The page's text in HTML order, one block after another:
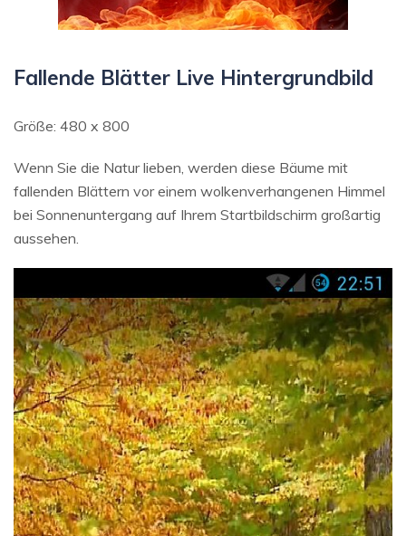
Fallende Blätter Live Hintergrundbild
Größe: 480 x 800
Wenn Sie die Natur lieben, werden diese Bäume mit
fallenden Blättern vor einem wolkenverhangenen Himmel
bei Sonnenuntergang auf Ihrem Startbildschirm großartig
aussehen.